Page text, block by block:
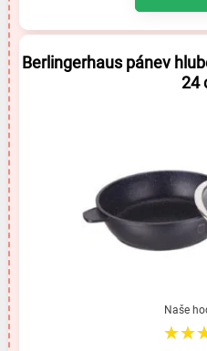
Berlingerhaus pánev
24
Naše